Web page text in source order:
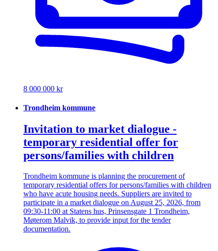
8 000 000 kr
Trondheim kommune
Invitation to market dialogue -
temporary residential offer for
persons/families with children
Trondheim kommune is planning the procurement of
temporary residential offers for persons/families with children
who have acute housing needs. Suppliers are invited to
participate in a market dialogue on August 25, 2026, from
09:30-11:00 at Statens hus, Prinsensgate 1 Trondheim,
Møterom Malvik, to provide input for the tender
documentation.